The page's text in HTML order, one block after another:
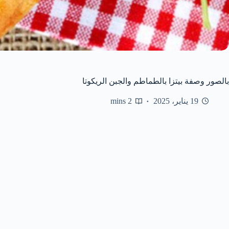
بالصور وصفة بيتزا بالطماطم والجبن الريكوتا
19 يناير، 2025 2 mins